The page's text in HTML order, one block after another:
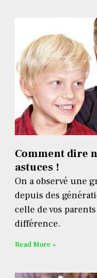
Comment dire
astuces !
On a observé une
depuis des
celle de vos
différence.
Read More »